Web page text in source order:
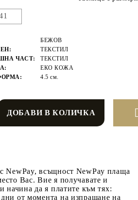
БЕЖОВ
ТЕКСТИЛ
ЧАСТ:
ТЕКСТИЛ
ЕКО КОЖА
4.5 см.
NewPay, всъщност NewPay плаща
Вас. Вие я получавате и
начина да я платите към тях:
от момента на изпращане на